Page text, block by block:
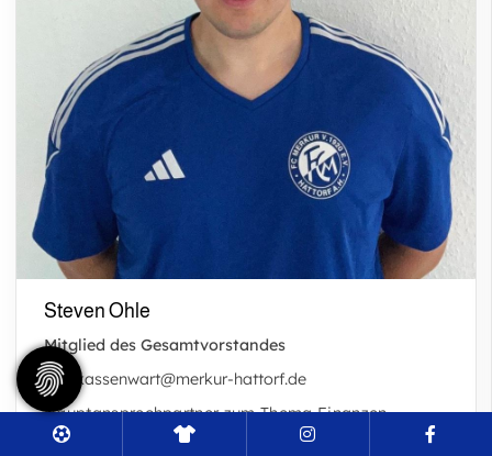
Steven Ohle
Mitglied des Gesamtvorstandes
kassenwart@merkur-hattorf.de
Hauptansprechpartner zum Thema Finanzen